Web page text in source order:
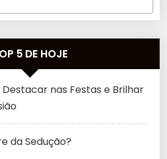
5 DE HOJE
nas Festas e Brilhar
da Sedução?